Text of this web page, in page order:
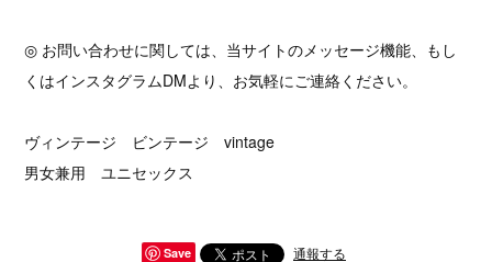
◎ お問い合わせに関しては、当サイトのメッセージ機能、もし
くはインスタグラムDMより、お気軽にご連絡ください。
ヴィンテージ ビンテージ vintage
男女兼用 ユニセックス
Save 通報する